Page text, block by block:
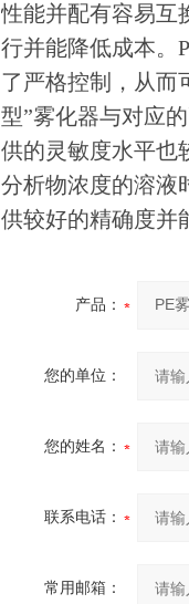
性能并配有容易互
行并能降低成本。
了严格控制，从而
型”雾化器与对应
供的灵敏度水平也
分析物浓度的溶液
供较好的精确度并
产品：
您的单位：
您的姓名：
联系电话：
常用邮箱：